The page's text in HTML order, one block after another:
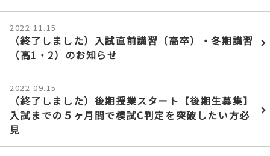
2022.11.15
（終了しました）入試直前講習（高卒）・冬期講習
（高1・2）のお知らせ
2022.09.15
（終了しました）後期授業スタート【後期生募集】
入試までの５ヶ月間で模試C判定を突破したい方必
見